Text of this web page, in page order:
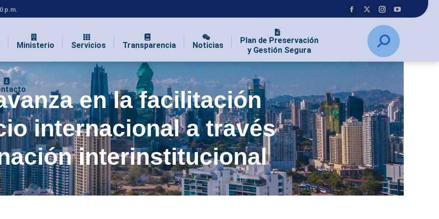
p.m.
Ministerio Servicios Transparencia Noticias
Plan de Preservación
y Gestión Segura
en la facilitación
internacional a través
interinstitucional